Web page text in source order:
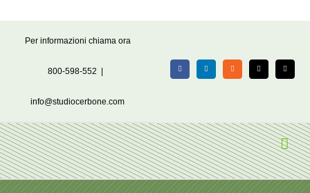
Per informazioni chiama ora
800-598-552
info@studiocerbone.com
FacebookLinkedIn Rss X Email